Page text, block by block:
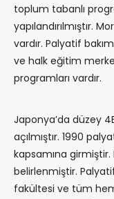
toplum tabanlı
yapılandırılmıştır.
vardır. Palyatif
ve halk eğitim
programları vardır.
Japonya’da düzey
açılmıştır. 1990
kapsamına girmiştir.
belirlenmiştir.
fakültesi ve tüm